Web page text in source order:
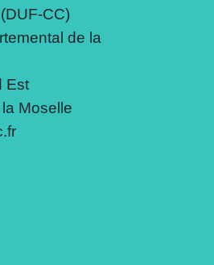
CC)
de la
Est
Moselle